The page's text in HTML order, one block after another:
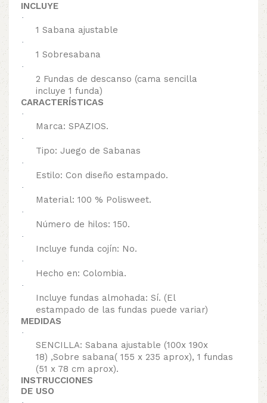
INCLUYE
·
1 Sabana ajustable
·
1 Sobresabana
·
2 Fundas de descanso (cama sencilla
incluye 1 funda)
CARACTERÍSTICAS
·
Marca: SPAZIOS.
·
Tipo: Juego de Sabanas
·
Estilo: Con diseño estampado.
·
Material: 100 % Polisweet.
·
Número de hilos: 150.
·
Incluye funda cojín: No.
·
Hecho en: Colombia.
·
Incluye fundas almohada: Sí. (El
estampado de las fundas puede variar)
MEDIDAS
·
SENCILLA: Sabana ajustable (100x 190x
18) ,Sobre sabana( 155 x 235 aprox), 1 fundas
(51 x 78 cm aprox).
INSTRUCCIONES
DE USO